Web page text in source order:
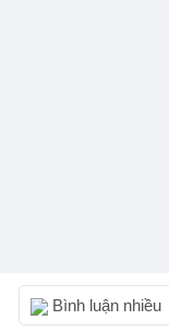
Bình luận nhiều